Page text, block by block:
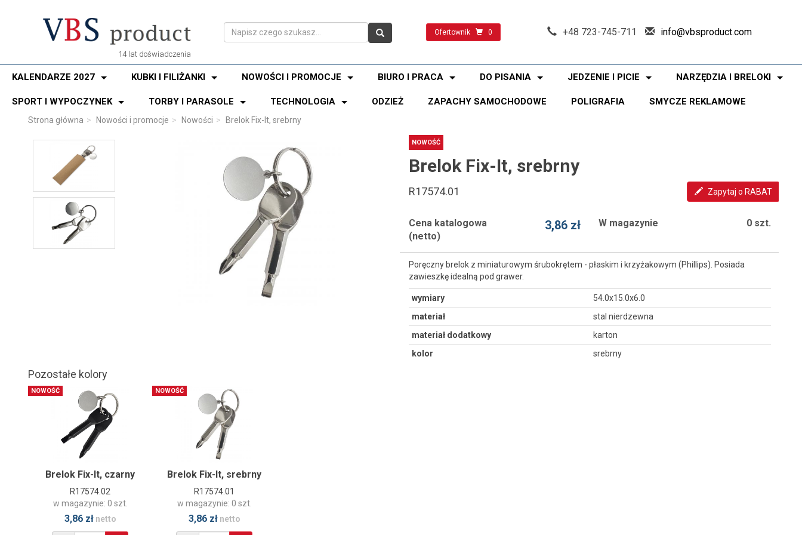
14 lat doświadczenia
Ofertownik 0 +48 723-745-711 info@vbsproduct.com
KALENDARZE 2027 KUBKI I FILIŻANKI NOWOŚCI I PROMOCJE BIURO I PRACA DO PISANIA JEDZENIE I PICIE NARZĘDZIA I BRELOKI
SPORT I WYPOCZYNEK TORBY I PARASOLE TECHNOLOGIA ODZIEŻ ZAPACHY SAMOCHODOWE POLIGRAFIA SMYCZE REKLAMOWE
Strona główna Nowości i promocje Nowości Brelok Fix-It, srebrny
NOWOŚĆ
Brelok Fix-It, srebrny
R17574.01 Zapytaj o RABAT
Cena katalogowa
(netto)
3,86 zł W magazynie 0 szt.
Poręczny brelok z miniaturowym śrubokrętem - płaskim i krzyżakowym (Phillips). Posiada
zawieszkę idealną pod grawer.
wymiary
54.0x15.0x6.0
materiał
stal nierdzewna
materiał dodatkowy
karton
kolor
srebrny
Pozostałe kolory
NOWOŚĆ
Brelok Fix-It, czarny
R17574.02
w magazynie: 0 szt.
3,86 złnetto
NOWOŚĆ
Brelok Fix-It, srebrny
R17574.01
w magazynie: 0 szt.
3,86 złnetto